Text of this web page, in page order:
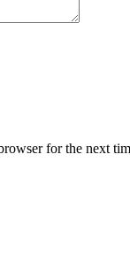
for the next